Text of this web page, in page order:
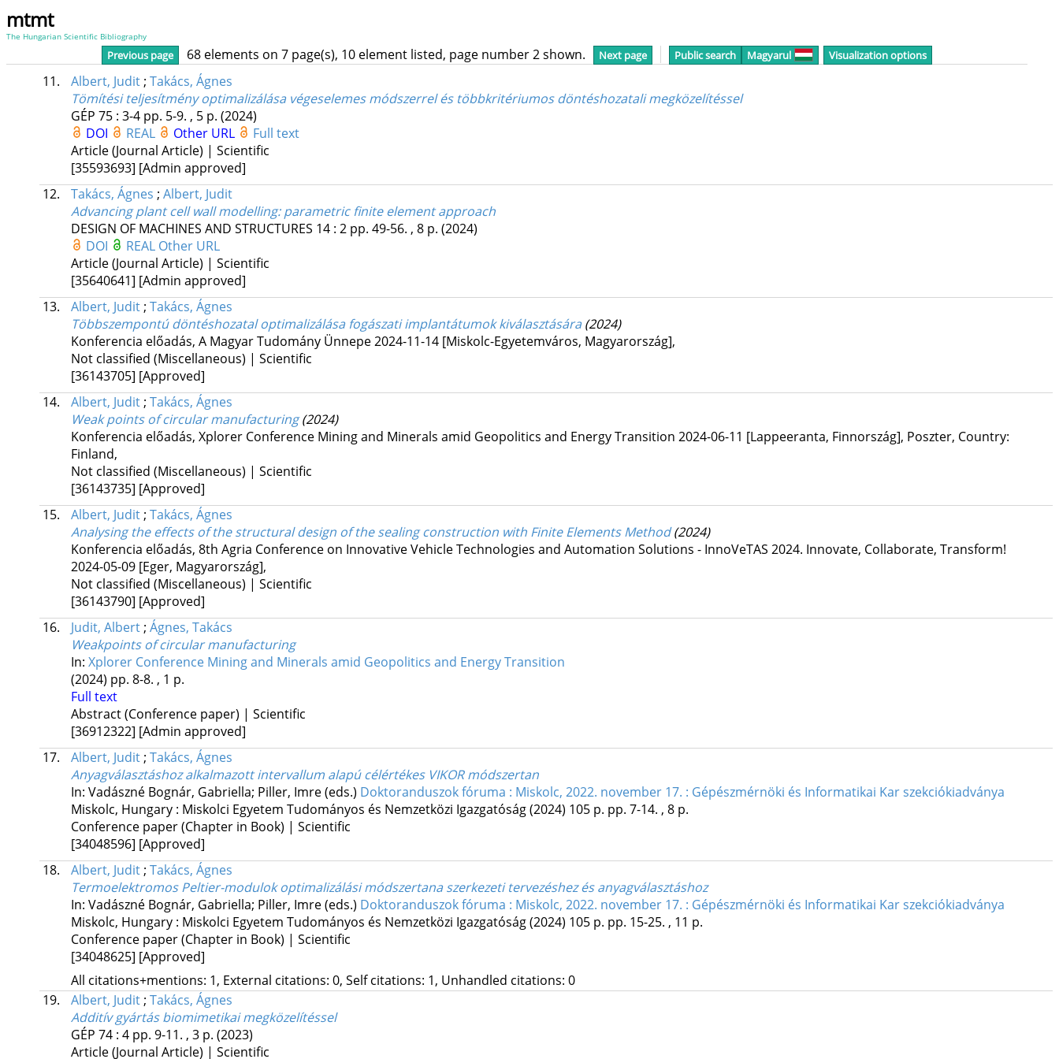
mtmt
The Hungarian Scientific Bibliography
Previous page 68 elements on 7 page(s), 10 element listed, page number 2 shown. Next page Public search Magyarul Visualization options
11. Albert, Judit; Takács, Ágnes
Tömítési teljesítmény optimalizálása végeselemes módszerrel és többkritériumos döntéshozatali megközelítéssel
GÉP 75: 3-4 pp. 5-9. , 5 p. (2024)
DOI
REAL Other URL
Full text
Article (Journal Article) | Scientific
[35593693] [Admin approved]
12.
Takács, Ágnes ; Albert, Judit
Advancing plant cell wall modelling: parametric finite element approach
DESIGN OF MACHINES AND STRUCTURES 14: 2 pp. 49-56. , 8 p. (2024)
DOI
REAL Other URL
Article (Journal Article) | Scientific
[35640641] [Admin approved]
13.
Albert, Judit; Takács, Ágnes
Többszempontú döntéshozatal optimalizálása fogászati implantátumok kiválasztására (2024)
Konferencia előadás, A Magyar Tudomány Ünnepe 2024-11-14 [Miskolc-Egyetemváros, Magyarország],
Not classified (Miscellaneous) | Scientific
[36143705] [Approved]
14.
Albert, Judit; Takács, Ágnes
Weak points of circular manufacturing (2024)
Konferencia előadás, Xplorer Conference Mining and Minerals amid Geopolitics and Energy Transition 2024-06-11 [Lappeeranta, Finnország], Poszter, Country:
Finland,
Not classified (Miscellaneous) | Scientific
[36143735] [Approved]
15.
Albert, Judit; Takács, Ágnes
Analysing the effects of the structural design of the sealing construction with Finite Elements Method (2024)
Konferencia előadás, 8th Agria Conference on Innovative Vehicle Technologies and Automation Solutions - InnoVeTAS 2024. Innovate, Collaborate, Transform!
2024-05-09 [Eger, Magyarország],
Not classified (Miscellaneous) | Scientific
[36143790] [Approved]
16.
Judit, Albert; Ágnes, Takács
Weakpoints of circular manufacturing
In: Xplorer Conference Mining and Minerals amid Geopolitics and Energy Transition
(2024) pp. 8-8. , 1 p.
Full text
Abstract (Conference paper) | Scientific
[36912322] [Admin approved]
17.
Albert, Judit; Takács, Ágnes
Anyagválasztáshoz alkalmazott intervallum alapú célértékes VIKOR módszertan
In: Vadászné Bognár, Gabriella; Piller, Imre (eds.) Doktoranduszok fóruma : Miskolc, 2022. november 17. : Gépészmérnöki és Informatikai Kar szekciókiadványa
Miskolc, Hungary : Miskolci Egyetem Tudományos és Nemzetközi Igazgatóság(2024) 105 p. pp. 7-14. , 8 p.
Conference paper (Chapter in Book) | Scientific
[34048596] [Approved]
18.
Albert, Judit; Takács, Ágnes
Termoelektromos Peltier-modulok optimalizálási módszertana szerkezeti tervezéshez és anyagválasztáshoz
In: Vadászné Bognár, Gabriella; Piller, Imre (eds.) Doktoranduszok fóruma : Miskolc, 2022. november 17. : Gépészmérnöki és Informatikai Kar szekciókiadványa
Miskolc, Hungary : Miskolci Egyetem Tudományos és Nemzetközi Igazgatóság(2024) 105 p. pp. 15-25. , 11 p.
Conference paper (Chapter in Book) | Scientific
[34048625] [Approved]
All citations+mentions: 1, External citations: 0, Self citations: 1, Unhandled citations: 0
19.
Albert, Judit; Takács, Ágnes
Additív gyártás biomimetikai megközelítéssel
GÉP 74: 4 pp. 9-11. , 3 p. (2023)
Article (Journal Article) | Scientific